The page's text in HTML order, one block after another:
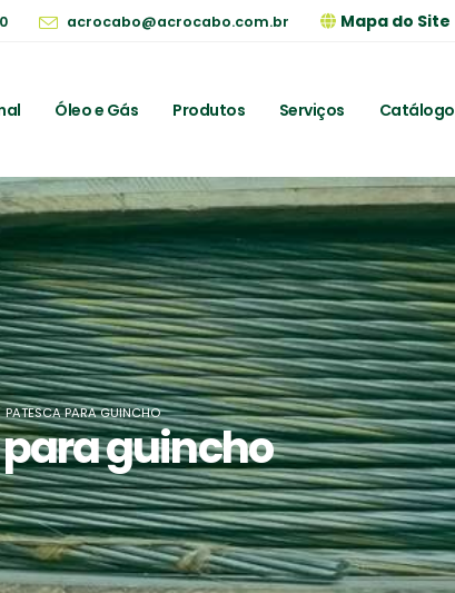
acrocabo@acrocabo.com.br Mapa do Site
Óleo e Gás Produtos Serviços Catálogo
guincho
PATESCA PARA GUINCHO